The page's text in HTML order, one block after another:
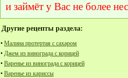
и займёт у Вас не более
Другие рецепты раздела:
• Малина протертая с сахаром
• Джем из винограда с корицей
• Варенье из винограда с корицей
• Варенье из кариссы